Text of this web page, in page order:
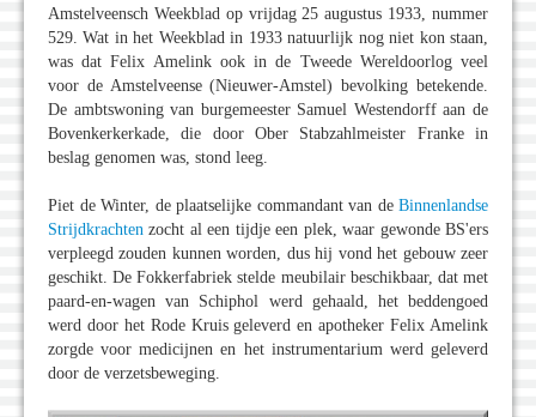
Amstelveensch Weekblad op vrijdag 25 augustus 1933, nummer
529. Wat in het Weekblad in 1933 natuurlijk nog niet kon staan,
was dat Felix Amelink ook in de Tweede Wereldoorlog veel
voor de Amstelveense (Nieuwer-Amstel) bevolking betekende.
De ambtswoning van burgemeester Samuel Westendorff aan de
Bovenkerkerkade, die door Ober Stabzahlmeister Franke in
beslag genomen was, stond leeg.
Piet de Winter, de plaatselijke commandant van de Binnenlandse
Strijdkrachten zocht al een tijdje een plek, waar gewonde BS'ers
verpleegd zouden kunnen worden, dus hij vond het gebouw zeer
geschikt. De Fokkerfabriek stelde meubilair beschikbaar, dat met
paard-en-wagen van Schiphol werd gehaald, het beddengoed
werd door het Rode Kruis geleverd en apotheker Felix Amelink
zorgde voor medicijnen en het instrumentarium werd geleverd
door de verzetsbeweging.